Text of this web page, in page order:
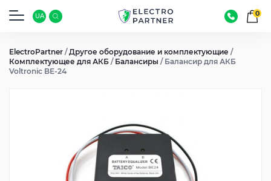
UA 0
ElectroPartner /Другое оборудование и комплектующие /
Комплектующее для АКБ / Балансиры / Балансир для АКБ
Voltronic BE-24